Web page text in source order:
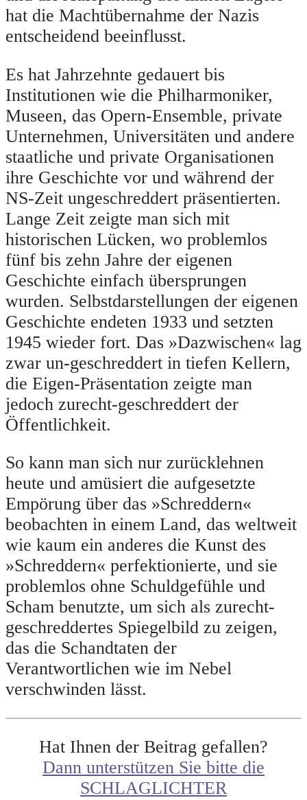
hat die Machtübernahme der Nazis
entscheidend beeinflusst.
Es hat Jahrzehnte gedauert bis
Institutionen wie die Philharmoniker,
Museen, das Opern-Ensemble, private
Unternehmen, Universitäten und andere
staatliche und private Organisationen
ihre Geschichte vor und während der
NS-Zeit ungeschreddert präsentierten.
Lange Zeit zeigte man sich mit
historischen Lücken, wo problemlos
fünf bis zehn Jahre der eigenen
Geschichte einfach übersprungen
wurden. Selbstdarstellungen der eigenen
Geschichte endeten 1933 und setzten
1945 wieder fort. Das »Dazwischen« lag
zwar un-geschreddert in tiefen Kellern,
die Eigen-Präsentation zeigte man
jedoch zurecht-geschreddert der
Öffentlichkeit.
So kann man sich nur zurücklehnen
heute und amüsiert die aufgesetzte
Empörung über das »Schreddern«
beobachten in einem Land, das weltweit
wie kaum ein anderes die Kunst des
»Schreddern« perfektionierte, und sie
problemlos ohne Schuldgefühle und
Scham benutzte, um sich als zurecht-
geschreddertes Spiegelbild zu zeigen,
das die Schandtaten der
Verantwortlichen wie im Nebel
verschwinden lässt.
Hat Ihnen der Beitrag gefallen?
Dann unterstützen Sie bitte die
SCHLAGLICHTER